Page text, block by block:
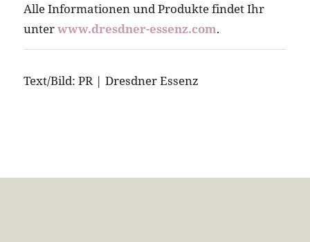
Alle Informationen und Produkte findet Ihr
unterwww.dresdner-essenz.com.
Text/Bild: PR | Dresdner Essenz